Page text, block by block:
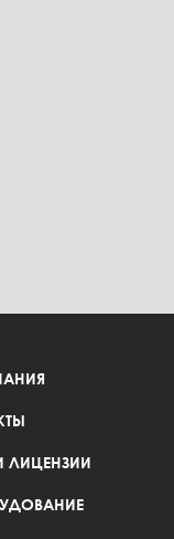
ЛИЦЕНЗИИ